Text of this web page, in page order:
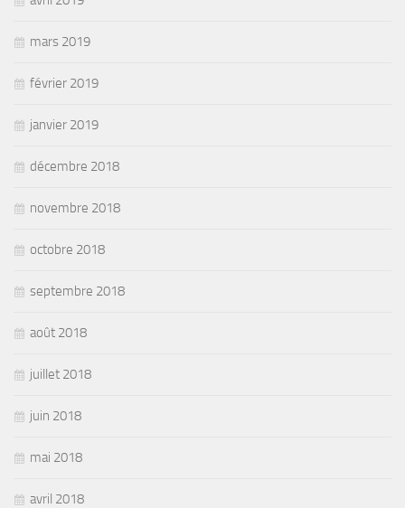
mars 2019
février 2019
janvier 2019
décembre 2018
novembre 2018
octobre 2018
septembre 2018
août 2018
juillet 2018
juin 2018
mai 2018
avril 2018